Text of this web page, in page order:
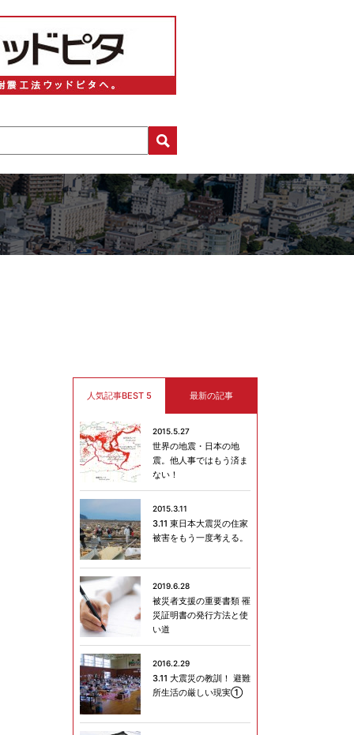
人気記事BEST 5 最新の記事
2015.5.27
世界の地震・日本の地
震。他人事ではもう済ま
ない！
2015.3.11
3.11 東日本大震災の住家
被害をもう一度考える。
2019.6.28
被災者支援の重要書類 罹
災証明書の発行方法と使
い道
2016.2.29
3.11 大震災の教訓！ 避難
所生活の厳しい現実①